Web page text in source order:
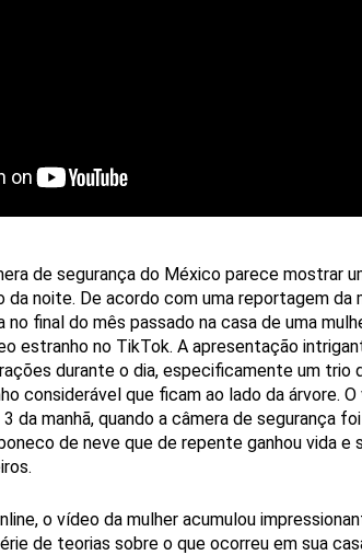
de segurança do México parece mostrar
da noite. De acordo com uma reportagem da
final do mês passado na casa de uma
estranho no TikTok. A apresentação
durante o dia, especificamente um trio
considerável que ficam ao lado da árvore.
da manhã, quando a câmera de segurança foi
de neve que de repente ganhou vida e
o vídeo da mulher acumulou
de teorias sobre o que ocorreu em sua